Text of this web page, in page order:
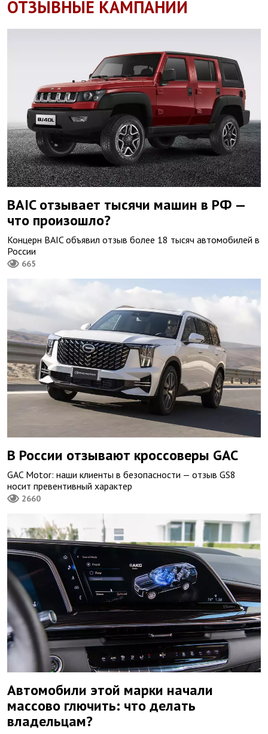
ОТЗЫВНЫЕ КАМПАНИИ
BAIC отзывает тысячи машин в РФ —
что произошло?
Концерн BAIC объявил отзыв более 18 тысяч автомобилей в
России
665
В России отзывают кроссоверы GAC
GAC Motor: наши клиенты в безопасности — отзыв GS8
носит превентивный характер
2660
Автомобили этой марки начали
массово глючить: что делать
владельцам?